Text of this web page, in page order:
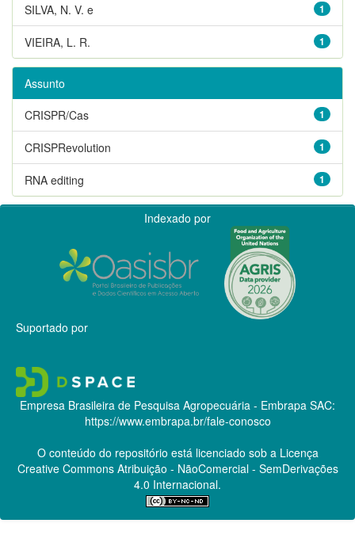
1
SILVA, N. V. e
1
VIEIRA, L. R.
Assunto
1
CRISPR/Cas
1
CRISPRevolution
1
RNA editing
Indexado por
Suportado por
Empresa Brasileira de Pesquisa Agropecuária - Embrapa SAC:
https://www.embrapa.br/fale-conosco
O conteúdo do repositório está licenciado sob a Licença
Creative CommonsAtribuição - NãoComercial - SemDerivações
4.0 Internacional.